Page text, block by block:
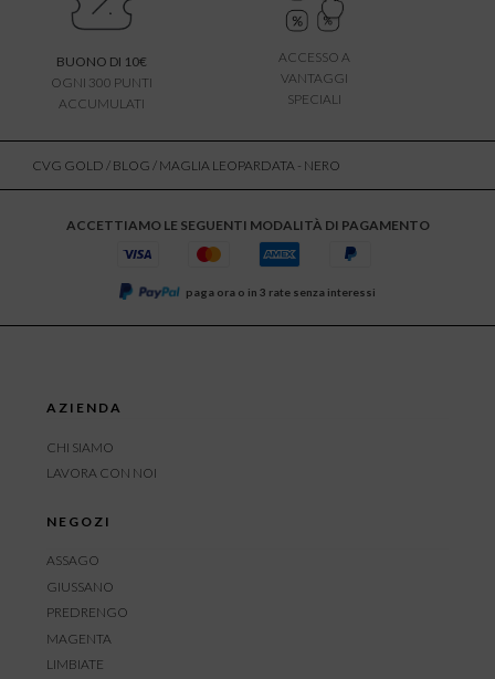
BUONO DI 10€
OGNI 300 PUNTI
ACCUMULATI
ACCESSO A
VANTAGGI
SPECIALI
CVG GOLD / BLOG / MAGLIA LEOPARDATA - NERO
ACCETTIAMO LE SEGUENTI MODALITÀ DI PAGAMENTO
paga ora o in 3 rate senza interessi
AZIENDA
CHI SIAMO
LAVORA CON NOI
NEGOZI
ASSAGO
GIUSSANO
PREDRENGO
MAGENTA
LIMBIATE